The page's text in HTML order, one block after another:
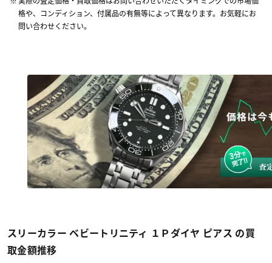
格や、コンディション、付属品の有無等によって異なります。お気軽にお
問い合わせください。
スリーカラー ベビートリニティ １Ｐダイヤ ピアス の買
取金額推移